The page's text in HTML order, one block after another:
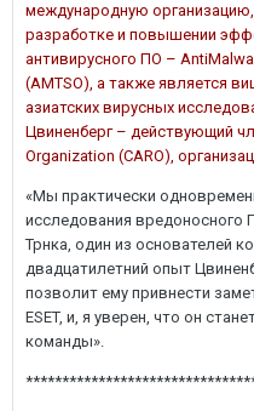
международную
разработке и повышении
антивирусного ПО –
(AMTSO), а также является
азиатских вирусных
Цвиненберг – действующий
Organization (CARO),
«Мы практически
исследования
Трнка, один из основателей
двадцатилетний опыт
позволит ему привнести
ESET, и, я уверен, что он
команды».